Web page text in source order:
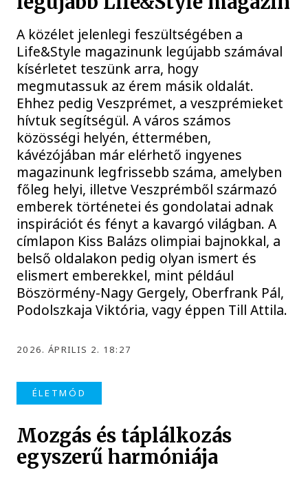
A közélet jelenlegi feszültségében a
Life&Style magazinunk legújabb számával
kísérletet teszünk arra, hogy
megmutassuk az érem másik oldalát.
Ehhez pedig Veszprémet, a veszprémieket
hívtuk segítségül. A város számos
közösségi helyén, éttermében,
kávézójában már elérhető ingyenes
magazinunk legfrissebb száma, amelyben
főleg helyi, illetve Veszprémből származó
emberek történetei és gondolatai adnak
inspirációt és fényt a kavargó világban. A
címlapon Kiss Balázs olimpiai bajnokkal, a
belső oldalakon pedig olyan ismert és
elismert emberekkel, mint például
Böszörmény-Nagy Gergely, Oberfrank Pál,
Podolszkaja Viktória, vagy éppen Till Attila.
2026. ÁPRILIS 2. 18:27
ÉLETMÓD
Mozgás és táplálkozás
egyszerű harmóniája